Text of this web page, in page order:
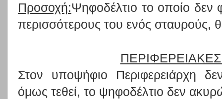
Προσοχή:Ψηφοδέλτιο το οποίο δεν
περισσότερους του ενός σταυρούς,
Στον υποψήφιο Περιφερειάρχη
όμως τεθεί, το ψηφοδέλτιο δεν